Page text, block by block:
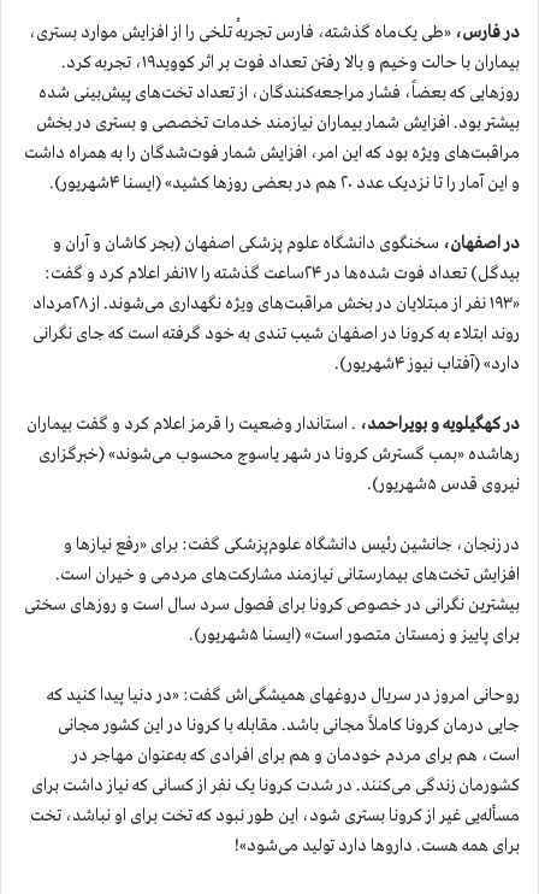
در فارس، «طی یک‌ماه گذشته، فارس تجربه‌ٔ تلخی را از افزایش موارد بستری،
بیماران با حالت وخیم و بالا رفتن تعداد فوت بر اثر کووید۱۹، تجربه کرد.
روزهایی که بعضاً، فشار مراجعه‌کنندگان، از تعداد تخت‌های پیش‌بینی شده
بیشتر بود. افزایش شمار بیماران نیازمند خدمات تخصصی و بستری در بخش
مراقبت‌های ویژه بود که این امر، افزایش شمار فوت‌شدگان را به همراه داشت
و این آمار را تا نزدیک عدد ۲۰ هم در بعضی روزها کشید» (ایسنا ۴شهریور).
در اصفهان، سخنگوی دانشگاه علوم پزشکی اصفهان (بجر کاشان و آران و
بیدگل) تعداد فوت شده‌ها در ۲۴ساعت گذشته را ۱۷نفر اعلام کرد و گفت:
«۱۹۳ نفر از مبتلایان در بخش مراقبت‌های ویژه نگهداری می‌شوند. از ۲۸مرداد
روند ابتلاء به کرونا در اصفهان شیب تندی به خود گرفته است که جای نگرانی
دارد» (آفتاب نیوز ۴شهریور).
در کهگیلویه و بویراحمد، . استاندار وضعیت را قرمز اعلام کرد و گفت بیماران
رهاشده «بمب گسترش کرونا در شهر یاسوج محسوب می‌شوند» (خبرگزاری
نیروی قدس ۵شهریور).
در زنجان، جانشین رئیس دانشگاه علوم‌پزشکی گفت: برای «رفع نیازها و
افزایش تخت‌های بیمارستانی نیازمند مشارکت‌های مردمی و خیران است.
بیشترین نگرانی در خصوص کرونا برای فصول سرد سال است و روزهای سختی
برای پاییز و زمستان متصور است» (ایسنا ۵شهریور).
روحانی امروز در سریال دروغهای همیشگی‌اش گفت: «در دنیا پیدا کنید که
جایی درمان کرونا کاملاً مجانی باشد. مقابله با کرونا در این کشور مجانی
است، هم برای مردم خودمان و هم برای افرادی که به‌عنوان مهاجر در
کشورمان زندگی می‌کنند. در شدت کرونا یک نفر از کسانی که نیاز داشت برای
مسأله‌یی غیر از کرونا بستری شود، این طور نبود که تخت برای او نباشد، تخت
برای همه هست. داروها دارد تولید می‌شود»!